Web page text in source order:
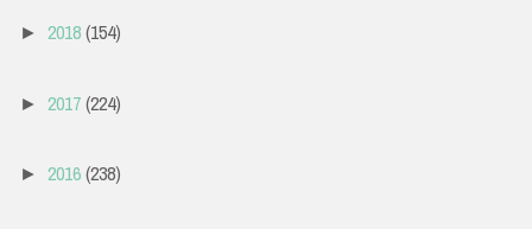
► 2018(154)
► 2017(224)
► 2016(238)